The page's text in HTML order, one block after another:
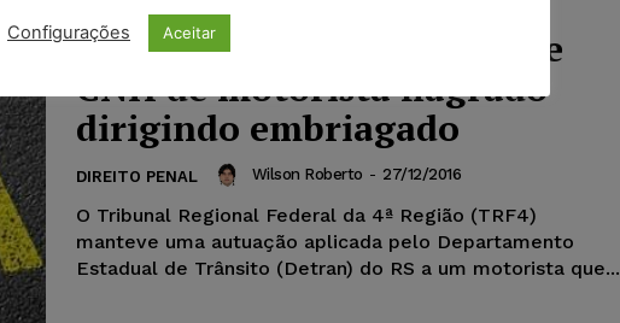
TRF4 mantém suspensão de
CNH de motorista flagrado
dirigindo embriagado
DIREITO PENAL Wilson Roberto - 27/12/2016
O Tribunal Regional Federal da 4ª Região (TRF4)
manteve uma autuação aplicada pelo Departamento
Estadual de Trânsito (Detran) do RS a um motorista que...
Configurações Aceitar